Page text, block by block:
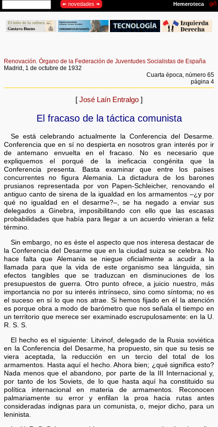
Renovación. Órgano de la Federación de Juventudes Socialistas de España
Madrid, 1 de octubre de 1932
Cuarta época, número 65
página 4
[ José Laín Entralgo ]
El fracaso de la táctica comunista
Se está celebrando actualmente la Conferencia del Desarme.
Conferencia que en sí no despierta en nosotros gran interés por ir
de antemano envuelta en el fracaso. No es necesario que
expliquemos el porqué de la ineficacia congénita que la
Conferencia presenta. Basta examinar que entre los países
concurrentes no figura Alemania. La dictadura de los barones
prusianos representada por von Papen-Schleicher, renovando el
antiguo canto de sirena de la igualdad en los armamentos –¿y por
qué no igualdad en el desarme?–, se ha negado a enviar sus
delegados a Ginebra, imposibilitando con ello que las escasas
probabilidades que había para llegar a un acuerdo vinieran a feliz
término.
Sin embargo, no es éste el aspecto que nos interesa destacar de
la Conferencia del Desarme que en la ciudad suiza se celebra. No
hace falta que Alemania se niegue oficialmente a acudir a la
llamada para que la vida de este organismo sea lánguida, sin
efectos tangibles que se traduzcan en disminuciones de los
presupuestos de guerra. Otro punto ofrece, a juicio nuestro, más
importancia no por su interés intrínseco, sino como síntoma; no es
el suceso en sí lo que nos atrae. Si hemos fijado en él la atención
es porque obra a modo de barómetro que nos señala el tiempo en
un territorio que merece ser examinado escrupulosamente: en la U.
R. S. S.
El hecho es el siguiente: Litvinof, delegado de la Rusia soviética
en la Conferencia del Desarme, ha propuesto, sin que su tesis se
viera aceptada, la reducción en un tercio del total de los
armamentos. Hasta aquí el hecho. Ahora bien; ¿qué significa esto?
Nada menos que el abandono, por parte de la III Internacional y,
por tanto de los Soviets, de lo que hasta aquí ha constituido su
política internacional en materia de armamentos. Reconocen
palmariamente su error y enfilan la proa hacia rutas antes
consideradas indignas para un comunista, o, mejor dicho, para un
leninista.